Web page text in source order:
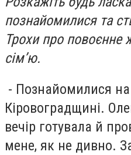
познайомилися та
Трохи про повоєнне
сім’ю.
- Познайомилися
Кіровоградщині.
вечір готувала й
мене, як не дивно.